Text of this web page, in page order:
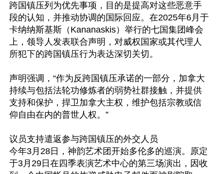
跨国镇压列为优先事项，目的是提高对这些恶意手
段的认知，并推动协调的国际回应。在2025年6月于
卡纳纳斯基斯（Kananaskis）举行的七国集团峰会
上，领导人发表联合声明，对威权国家或其代理人
所犯下的跨国镇压行为表达深切关切。
声明强调，“作为反跨国镇压承诺的一部分，加拿大
持续与包括法轮功修炼者的弱势社群接触，并提供
支持和保护，捍卫加拿大主权，维护包括宗教或信
仰自由在内的普世人权。”
议员支持遣返参与跨国镇压的外交人员
今年3月28日，神韵艺术团开始多伦多的巡演。原定
于3月29日在四季表演艺术中心的第三场演出，因收